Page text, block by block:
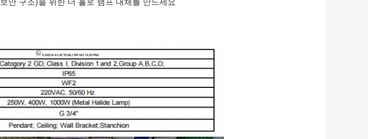
보안 구조)을 위한 더 홀로 램프 대체를 만드세요